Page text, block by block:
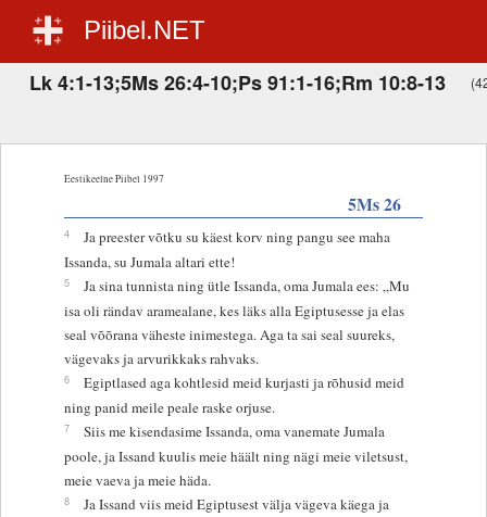
Piibel.NET
Lk 4:1-13;5Ms 26:4-10;Ps 91:1-16;Rm 10:8-13
Eestikeelne Piibel 1997
5Ms 26
4
Ja preester võtku su käest korv ning pangu see maha
Issanda, su Jumala altari ette!
5
Ja sina tunnista ning ütle Issanda, oma Jumala ees: „Mu
isa oli rändav aramealane, kes läks alla Egiptusesse ja elas
seal võõrana väheste inimestega. Aga ta sai seal suureks,
vägevaks ja arvurikkaks rahvaks.
6
Egiptlased aga kohtlesid meid kurjasti ja rõhusid meid
ning panid meile peale raske orjuse.
7
Siis me kisendasime Issanda, oma vanemate Jumala
poole, ja Issand kuulis meie häält ning nägi meie viletsust,
meie vaeva ja meie häda.
8
Ja Issand viis meid Egiptusest välja vägeva käega ja